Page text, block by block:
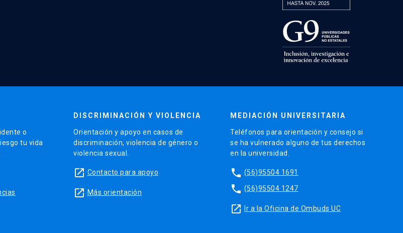
o
tu vida
DISCRIMINACIÓN Y VIOLENCIA
Orientación y apoyo en casos de
discriminación, violencia de género o
violencia sexual.
launch Contacto para apoyo
launch Más orientación
MEDIACIÓN UNIVERSITARIA
Teléfonos para orientación y consejo si
se ha vulnerado alguno de tus derechos
en la universidad.
phone (56)95504 1691
phone (56)95504 1247
launch Ir a la Oficina de Ombuds UC